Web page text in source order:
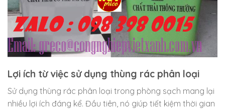
Lợi ích từ việc sử dụng thùng rác phân loại
Sử dụng thùng rác phân loại trong phòng sạch mang lại
nhiều lợi ích đáng kể. Đầu tiên, nó giúp tiết kiệm thời gian